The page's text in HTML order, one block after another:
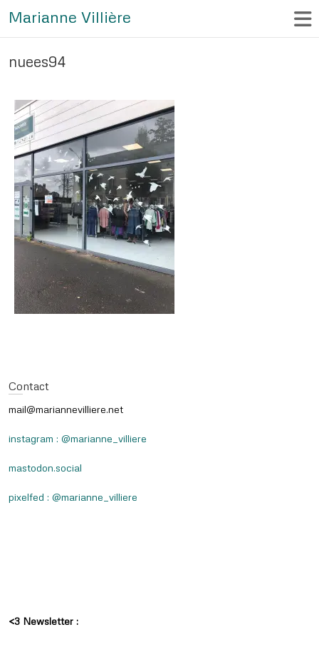
Marianne Villière
nuees94
Contact
mail@mariannevilliere.net
instagram : @marianne_villiere
mastodon.social
pixelfed : @marianne_villiere
<3 Newsletter :